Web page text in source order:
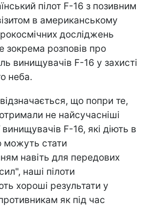
пілот F-16 з позивним
в американському
досліджень
зокрема розповів про
винищувачів F-16 у захисті
неба.
що попри те,
не найсучасніші
винищувачів F-16, які діють в
стати
навіть для передових
наші пілоти
хороші результати у
як під час